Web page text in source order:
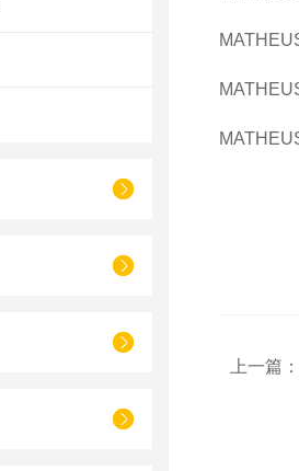
上一篇：